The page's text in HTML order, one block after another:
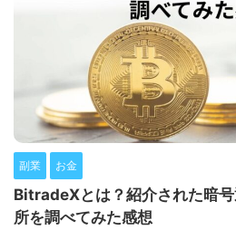
副業 お金
BitradeXとは？紹介された暗号
所を調べてみた感想